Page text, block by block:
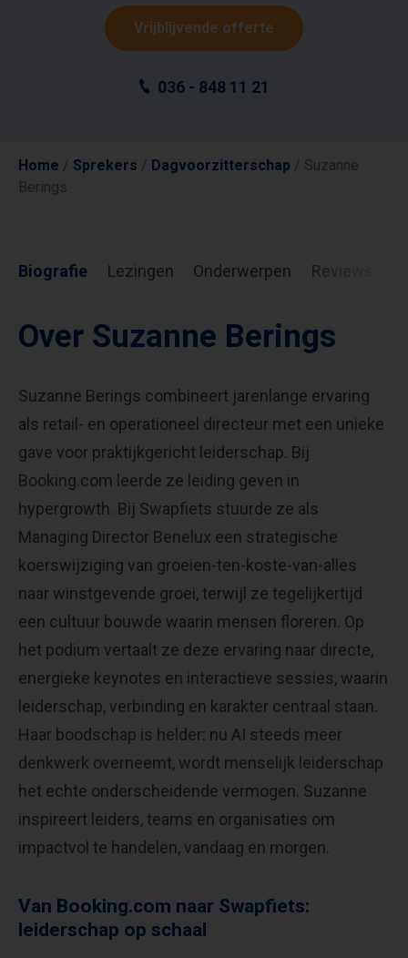
Vrijblijvende offerte
036 - 848 11 21
Home / Sprekers / Dagvoorzitterschap / Suzanne
Berings
Biografie Lezingen Onderwerpen Reviews
Over Suzanne Berings
Suzanne Berings combineert jarenlange ervaring
als retail- en operationeel directeur met een unieke
gave voor praktijkgericht leiderschap. Bij
Booking.com leerde ze leiding geven in
hypergrowth. Bij Swapfiets stuurde ze als
Managing Director Benelux een strategische
koerswijziging van groeien-ten-koste-van-alles
naar winstgevende groei, terwijl ze tegelijkertijd
een cultuur bouwde waarin mensen floreren. Op
het podium vertaalt ze deze ervaring naar directe,
energieke keynotes en interactieve sessies, waarin
leiderschap, verbinding en karakter centraal staan.
Haar boodschap is helder: nu AI steeds meer
denkwerk overneemt, wordt menselijk leiderschap
het echte onderscheidende vermogen. Suzanne
inspireert leiders, teams en organisaties om
impactvol te handelen, vandaag en morgen.
Van Booking.com naar Swapfiets:
leiderschap op schaal